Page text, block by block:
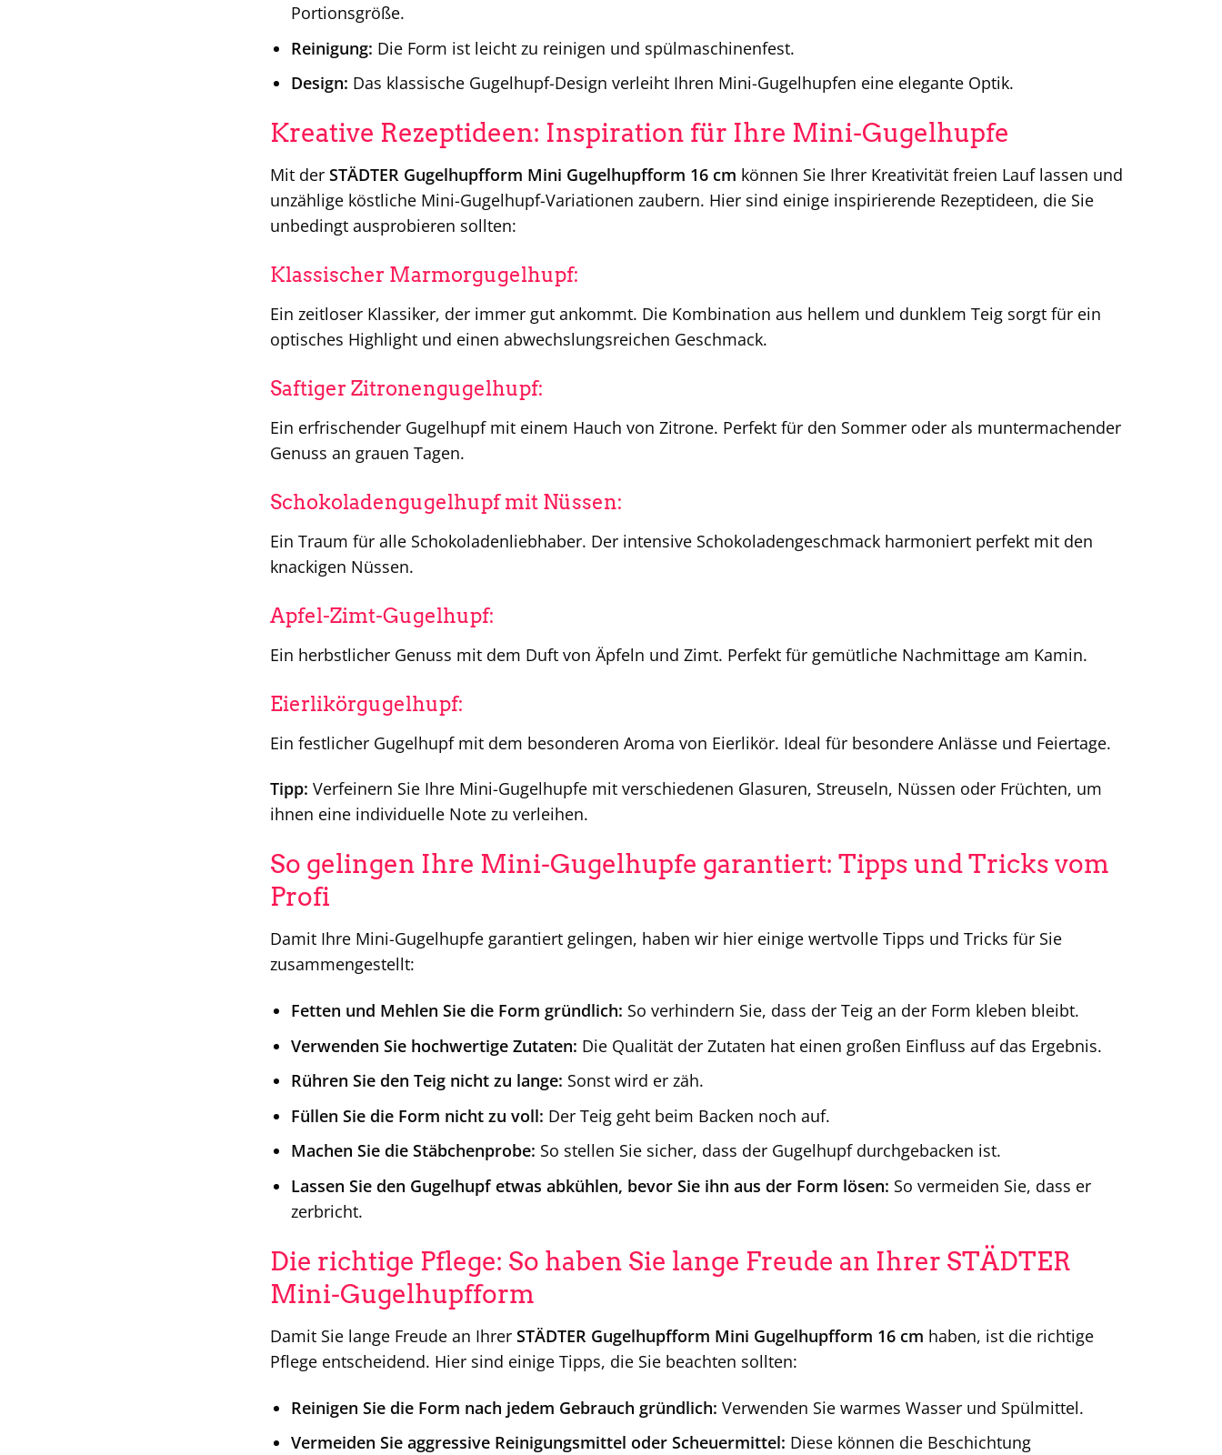
Portionsgröße.
Reinigung: Die Form ist leicht zu reinigen und spülmaschinenfest.
Design: Das klassische Gugelhupf-Design verleiht Ihren Mini-Gugelhupfen eine elegante Optik.
Kreative Rezeptideen: Inspiration für Ihre Mini-Gugelhupfe
Mit der STÄDTER Gugelhupfform Mini Gugelhupfform 16 cm können Sie Ihrer Kreativität freien Lauf lassen und
unzählige köstliche Mini-Gugelhupf-Variationen zaubern. Hier sind einige inspirierende Rezeptideen, die Sie
unbedingt ausprobieren sollten:
Klassischer Marmorgugelhupf:
Ein zeitloser Klassiker, der immer gut ankommt. Die Kombination aus hellem und dunklem Teig sorgt für ein
optisches Highlight und einen abwechslungsreichen Geschmack.
Saftiger Zitronengugelhupf:
Ein erfrischender Gugelhupf mit einem Hauch von Zitrone. Perfekt für den Sommer oder als muntermachender
Genuss an grauen Tagen.
Schokoladengugelhupf mit Nüssen:
Ein Traum für alle Schokoladenliebhaber. Der intensive Schokoladengeschmack harmoniert perfekt mit den
knackigen Nüssen.
Apfel-Zimt-Gugelhupf:
Ein herbstlicher Genuss mit dem Duft von Äpfeln und Zimt. Perfekt für gemütliche Nachmittage am Kamin.
Eierlikörgugelhupf:
Ein festlicher Gugelhupf mit dem besonderen Aroma von Eierlikör. Ideal für besondere Anlässe und Feiertage.
Tipp: Verfeinern Sie Ihre Mini-Gugelhupfe mit verschiedenen Glasuren, Streuseln, Nüssen oder Früchten, um
ihnen eine individuelle Note zu verleihen.
So gelingen Ihre Mini-Gugelhupfe garantiert: Tipps und Tricks vom
Profi
Damit Ihre Mini-Gugelhupfe garantiert gelingen, haben wir hier einige wertvolle Tipps und Tricks für Sie
zusammengestellt:
Fetten und Mehlen Sie die Form gründlich: So verhindern Sie, dass der Teig an der Form kleben bleibt.
Verwenden Sie hochwertige Zutaten: Die Qualität der Zutaten hat einen großen Einfluss auf das Ergebnis.
Rühren Sie den Teig nicht zu lange: Sonst wird er zäh.
Füllen Sie die Form nicht zu voll: Der Teig geht beim Backen noch auf.
Machen Sie die Stäbchenprobe: So stellen Sie sicher, dass der Gugelhupf durchgebacken ist.
Lassen Sie den Gugelhupf etwas abkühlen, bevor Sie ihn aus der Form lösen: So vermeiden Sie, dass er
zerbricht.
Die richtige Pflege: So haben Sie lange Freude an Ihrer STÄDTER
Mini-Gugelhupfform
Damit Sie lange Freude an Ihrer STÄDTER Gugelhupfform Mini Gugelhupfform 16 cm haben, ist die richtige
Pflege entscheidend. Hier sind einige Tipps, die Sie beachten sollten:
Reinigen Sie die Form nach jedem Gebrauch gründlich: Verwenden Sie warmes Wasser und Spülmittel.
Vermeiden Sie aggressive Reinigungsmittel oder Scheuermittel: Diese können die Beschichtung